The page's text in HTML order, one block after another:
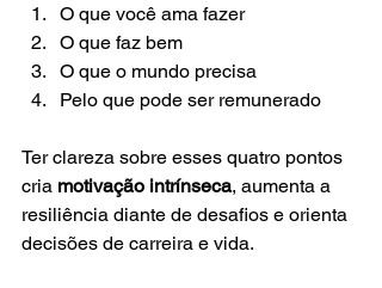
O que você ama fazer
O que faz bem
O que o mundo precisa
Pelo que pode ser remunerado
Ter clareza sobre esses quatro pontos
cria motivação intrínseca, aumenta a
resiliência diante de desafios e orienta
decisões de carreira e vida.